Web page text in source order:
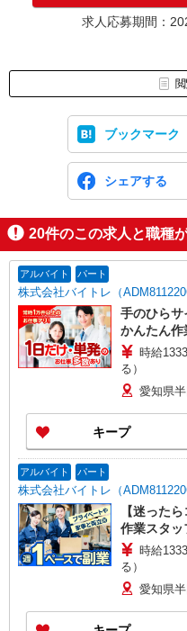
★入社前に配属先が決定する
いずれの場合も、入社された
株式会社テクノ・サービス 名
〒461-0005 愛知県名古屋市
求人応募期間：
ブックマーク
シェアする
20件のこの求人と職種
アルバイト パート
株式会社バイトレ（
手のひら
かんたん作
時給
る）
愛知県
キープ
アルバイト パート
株式会社バイトレ（
【迷った
作業スタッ
時給
る）
愛知県